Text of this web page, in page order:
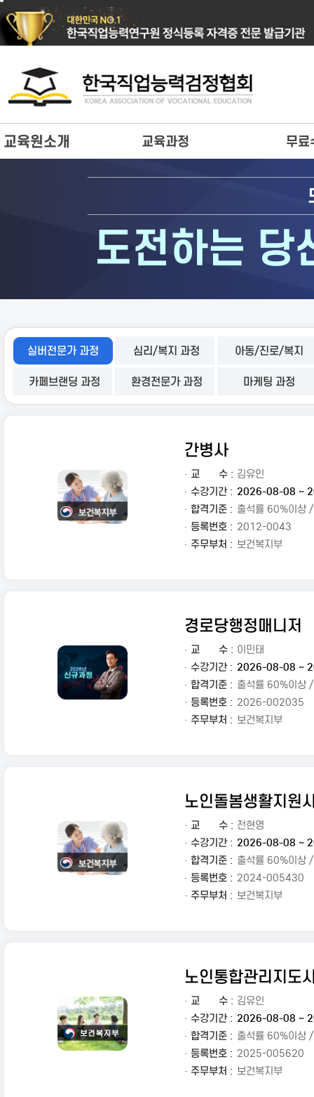
교육원소개 교육과정 무료
도전하는 당
실버전문가 과정 심리/복지 과정 아동/진로/복지
카페브랜딩 과정 환경전문가 과정 마케팅 과정
간병사
· 교 수 : 김유인
· 수강기간 : 2026-08-08 ~
· 합격기준 : 출석률 60%이상
· 등록번호 : 2012-0043
· 주무부처 : 보건복지부
경로당행정매니저
· 교 수 : 이민태
· 수강기간 : 2026-08-08 ~
· 합격기준 : 출석률 60%이상
· 등록번호 : 2026-002035
· 주무부처 : 보건복지부
노인돌봄생활지원
· 교 수 : 전현영
· 수강기간 : 2026-08-08 ~
· 합격기준 : 출석률 60%이상
· 등록번호 : 2024-005430
· 주무부처 : 보건복지부
노인통합관리지도
· 교 수 : 김유인
· 수강기간 : 2026-08-08 ~
· 합격기준 : 출석률 60%이상
· 등록번호 : 2025-005620
· 주무부처 : 보건복지부